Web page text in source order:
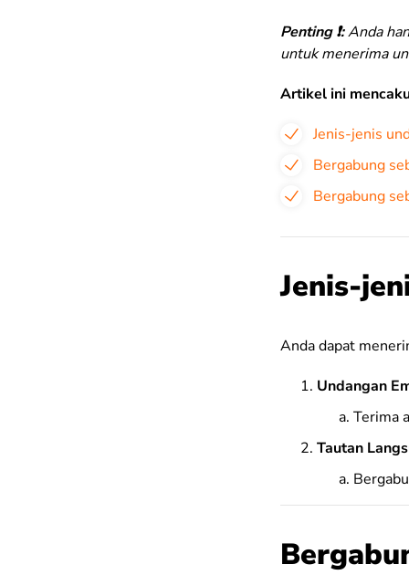
Penting ❗️:Anda
untuk menerima
Artikel ini
Jenis-jenis
Bergabung
Bergabung
Jenis-
Anda dapat
Undangan
Terima
Tautan